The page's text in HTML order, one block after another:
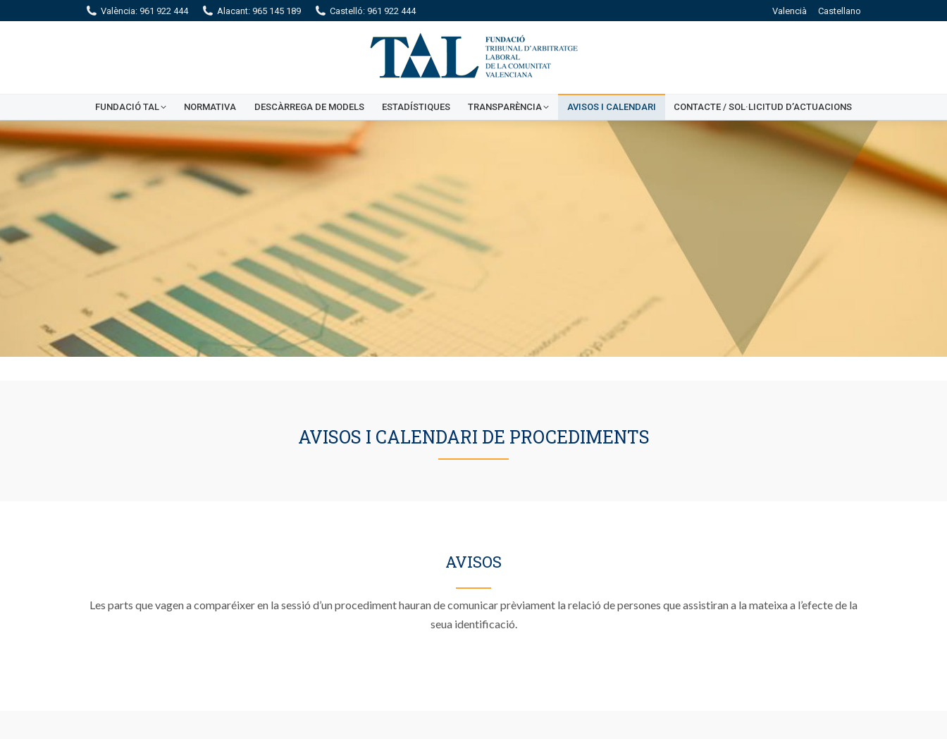
València: 961 922 444 Alacant: 965 145 189 Castelló: 961 922 444 Valencià Castellano
FUNDACIÓ TAL NORMATIVA DESCÀRREGA DE MODELS ESTADÍSTIQUES TRANSPARÈNCIA AVISOS I CALENDARI CONTACTE / SOL·LICITUD D’ACTUACIONS
AVISOS I CALENDARI DE PROCEDIMENTS
AVISOS
Les parts que vagen a comparéixer en la sessió d’un procediment hauran de comunicar prèviament la relació de persones que assistiran a la mateixa a l’efecte de la
seua identificació.